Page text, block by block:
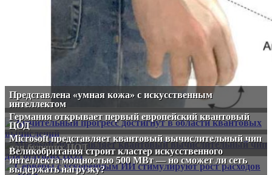
Представлена «умная кожа» с искусственным
интеллектом
Германия открывает первый европейский квантовый
ЦОД
Microsoft представляет квантовый вычислительный чип
для будущих ЦОД
Великобритания строит кластер искусственного
интеллекта мощностью 500 МВт — но сможет ли сеть
выдержать нагрузку?